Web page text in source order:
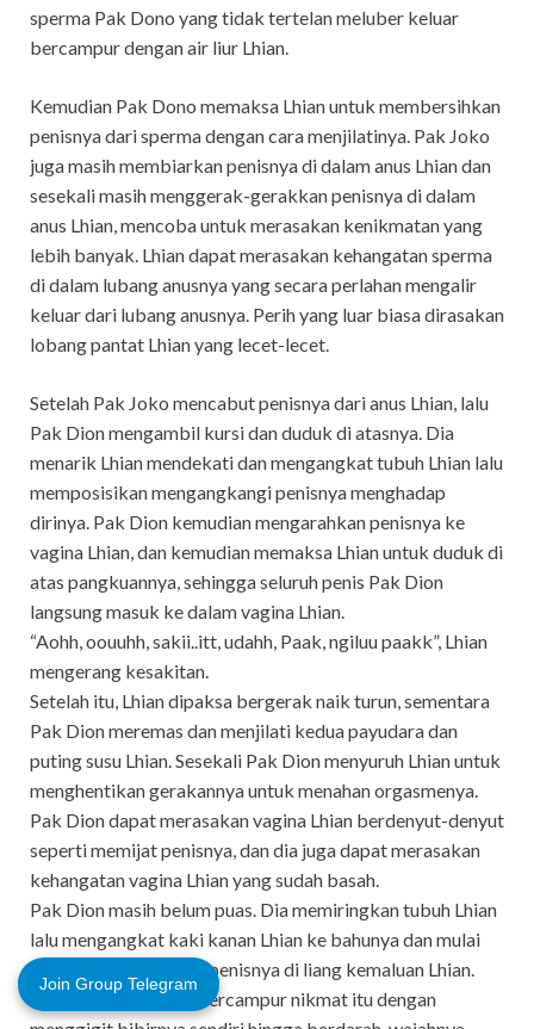
sperma Pak Dono yang tidak tertelan meluber keluar
bercampur dengan air liur Lhian.
Kemudian Pak Dono memaksa Lhian untuk membersihkan
penisnya dari sperma dengan cara menjilatinya. Pak Joko
juga masih membiarkan penisnya di dalam anus Lhian dan
sesekali masih menggerak-gerakkan penisnya di dalam
anus Lhian, mencoba untuk merasakan kenikmatan yang
lebih banyak. Lhian dapat merasakan kehangatan sperma
di dalam lubang anusnya yang secara perlahan mengalir
keluar dari lubang anusnya. Perih yang luar biasa dirasakan
lobang pantat Lhian yang lecet-lecet.
Setelah Pak Joko mencabut penisnya dari anus Lhian, lalu
Pak Dion mengambil kursi dan duduk di atasnya. Dia
menarik Lhian mendekati dan mengangkat tubuh Lhian lalu
memposisikan mengangkangi penisnya menghadap
dirinya. Pak Dion kemudian mengarahkan penisnya ke
vagina Lhian, dan kemudian memaksa Lhian untuk duduk di
atas pangkuannya, sehingga seluruh penis Pak Dion
langsung masuk ke dalam vagina Lhian.
“Aohh, oouuhh, sakii..itt, udahh, Paak, ngiluu paakk”, Lhian
mengerang kesakitan.
Setelah itu, Lhian dipaksa bergerak naik turun, sementara
Pak Dion meremas dan menjilati kedua payudara dan
puting susu Lhian. Sesekali Pak Dion menyuruh Lhian untuk
menghentikan gerakannya untuk menahan orgasmenya.
Pak Dion dapat merasakan vagina Lhian berdenyut-denyut
seperti memijat penisnya, dan dia juga dapat merasakan
kehangatan vagina Lhian yang sudah basah.
Pak Dion masih belum puas. Dia memiringkan tubuh Lhian
lalu mengangkat kaki kanan Lhian ke bahunya dan mulai
menyodok-nyodokan penisnya di liang kemaluan Lhian.
Lhian menahan sakit bercampur nikmat itu dengan
Join Group Telegram